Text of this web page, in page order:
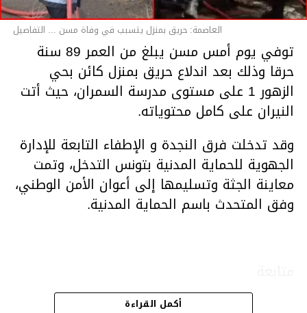
العاصمة: حريق بمنزل يتسبب في وفاة مسن ... التفاصيل
توفي يوم أمس مسن يبلغ من العمر 89 سنة
حرقا وذلك بعد اندلاع حريق بمنزل كائن بحي
الزهور 1 على مستوى مدرسة السمران، حيث أتت
النيران على كامل محتوياته.
وقد تدخلت فرق النجدة و الإطفاء التابعة للإدارة
الجهوية للحماية المدنية بتونس التدخل، وتمت
معاينة الجثة وتسليمها إلى أعوان الأمن الوطني،
وفق المتحدث باسم الحماية المدنية.
أكمل القراءة